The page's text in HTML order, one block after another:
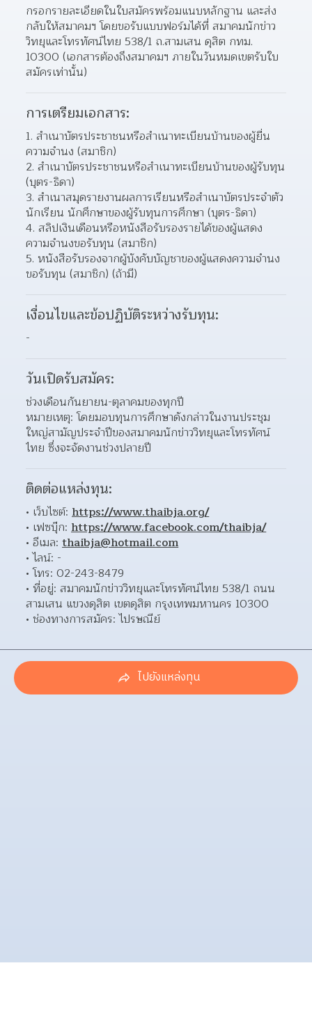
กรอกรายละเอียดในใบสมัครพร้อมแนบหลักฐาน และส่ง
กลับให้สมาคมฯ โดยขอรับแบบฟอร์มได้ที่ สมาคมนักข่าว
วิทยุและโทรทัศน์ไทย 538/1 ถ.สามเสน ดุสิต กทม.
10300 (เอกสารต้องถึงสมาคมฯ ภายในวันหมดเขตรับใบ
สมัครเท่านั้น)
การเตรียมเอกสาร:
สําเนาบัตรประชาชนหรือสําเนาทะเบียนบ้านของผู้ยื่น
ความจํานง (สมาชิก)
สําเนาบัตรประชาชนหรือสําเนาทะเบียนบ้านของผู้รับทุน
(บุตร-ธิดา)
สําเนาสมุดรายงานผลการเรียนหรือสําเนาบัตรประจําตัว
นักเรียน นักศึกษาของผู้รับทุนการศึกษา (บุตร-ธิดา)
สลิปเงินเดือนหรือหนังสือรับรองรายได้ของผู้แสดง
ความจํานงขอรับทุน (สมาชิก)
หนังสือรับรองจากผู้บังคับบัญชาของผู้แสดงความจํานง
ขอรับทุน (สมาชิก) (ถ้ามี)
เงื่อนไขและข้อปฏิบัติระหว่างรับทุน:
-
วันเปิดรับสมัคร:
ช่วงเดือนกันยายน-ตุลาคมของทุกปี
หมายเหตุ: โดยมอบทุนการศึกษาดังกล่าวในงานประชุม
ใหญ่สามัญประจำปีของสมาคมนักข่าววิทยุและโทรทัศน์
ไทย ซึ่งจะจัดงานช่วงปลายปี
ติดต่อแหล่งทุน:
เว็บไซต์: https://www.thaibja.org/
เฟซบุ๊ก: https://www.facebook.com/thaibja/
อีเมล: thaibja@hotmail.com
ไลน์: -
โทร: 02-243-8479
ที่อยู่: สมาคมนักข่าววิทยุและโทรทัศน์ไทย 538/1 ถนน
สามเสน แขวงดุสิต เขตดุสิต กรุงเทพมหานคร 10300
ช่องทางการสมัคร: ไปรษณีย์
ไปยังแหล่งทุน